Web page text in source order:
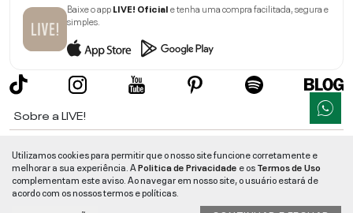
Baixe o appLIVE! Oficiale tenha uma compra facilitada, segura e
simples.
Sobre a LIVE!
Informações
Utilizamos cookies para permitir que o nosso site funcione corretamente e
melhorar a sua experiência. APolitica de Privacidade e osTermos de Uso
complementam este aviso. Ao navegar em nosso site, o usuário estará de
acordo com os nossos termos e políticas.